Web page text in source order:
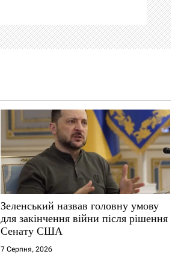
Зеленський назвав головну умову
для закінчення війни після рішення
Сенату США
7 Серпня, 2026